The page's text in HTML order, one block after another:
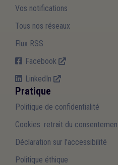
Vos notifications
Tous nos réseaux
Flux RSS
Facebook
LinkedIn
Pratique
Politique de confidentialité
Cookies: retrait du
Déclaration sur l'accessibilité
Politique éthique